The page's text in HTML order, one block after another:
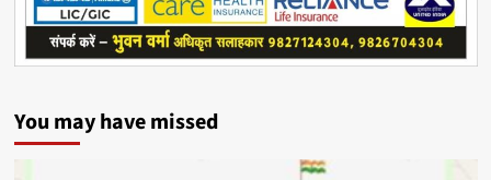
You may have missed